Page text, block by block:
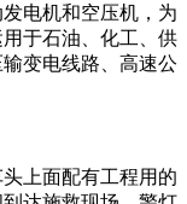
电机和空压机，为
于石油、化工、供
变电线路、高速公
上面配有工程用的